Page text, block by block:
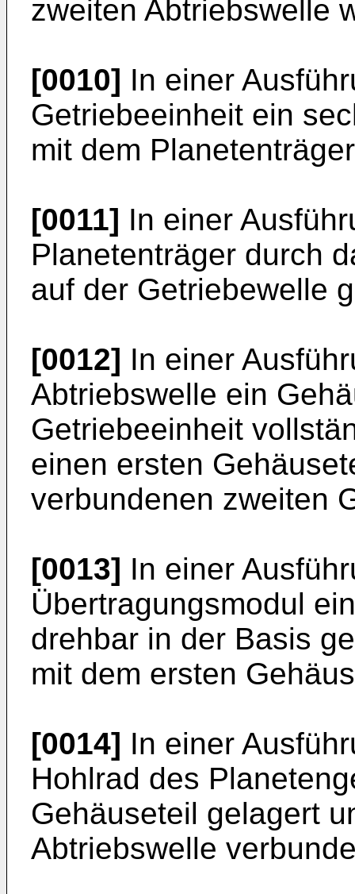
zweiten Abtriebswelle
[0010] In einer
Getriebeeinheit ein
mit dem
[0011] In einer
Planetenträger durch
auf der Getriebewelle
[0012] In einer
Abtriebswelle ein
Getriebeeinheit
einen ersten
verbundenen zweiten
[0013] In einer
Übertragungsmodul
drehbar in der Basis
mit dem ersten
[0014] In einer
Hohlrad des
Gehäuseteil gelagert
Abtriebswelle